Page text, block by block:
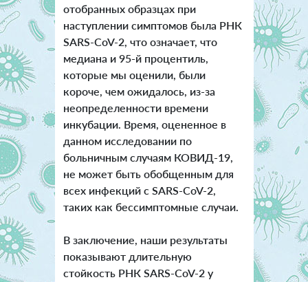
отобранных образцах при
наступлении симптомов была РНК
SARS-CoV-2, что означает, что
медиана и 95-й процентиль,
которые мы оценили, были
короче, чем ожидалось, из-за
неопределенности времени
инкубации. Время, оцененное в
данном исследовании по
больничным случаям КОВИД-19,
не может быть обобщенным для
всех инфекций с SARS-CoV-2,
таких как бессимптомные случаи.
В заключение, наши результаты
показывают длительную
стойкость РНК SARS-CoV-2 у